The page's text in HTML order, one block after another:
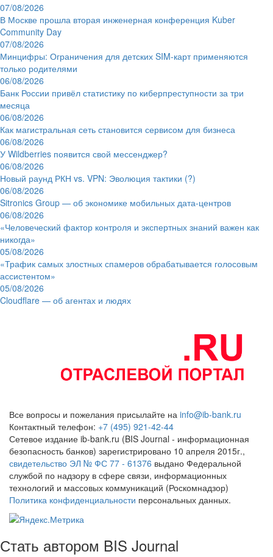
07/08/2026
В Москве прошла вторая инженерная конференция Kuber
Community Day
07/08/2026
Минцифры: Ограничения для детских SIM-карт применяются
только родителями
06/08/2026
Банк России привёл статистику по киберпреступности за три
месяца
06/08/2026
Как магистральная сеть становится сервисом для бизнеса
06/08/2026
У Wildberries появится свой мессенджер?
06/08/2026
Новый раунд РКН vs. VPN: Эволюция тактики (?)
06/08/2026
Sitronics Group — об экономике мобильных дата-центров
06/08/2026
«Человеческий фактор контроля и экспертных знаний важен как
никогда»
05/08/2026
«Трафик самых злостных спамеров обрабатывается голосовым
ассистентом»
05/08/2026
Cloudflare — об агентах и людях
Все вопросы и пожелания присылайте на info@ib-bank.ru
Контактный телефон: +7 (495) 921-42-44
Сетевое издание ib-bank.ru (BIS Journal - информационная
безопасность банков) зарегистрировано 10 апреля 2015г.,
свидетельство ЭЛ № ФС 77 - 61376 выдано Федеральной
службой по надзору в сфере связи, информационных
технологий и массовых коммуникаций (Роскомнадзор)
Политика конфиденциальности персональных данных.
Стать автором BIS Journal